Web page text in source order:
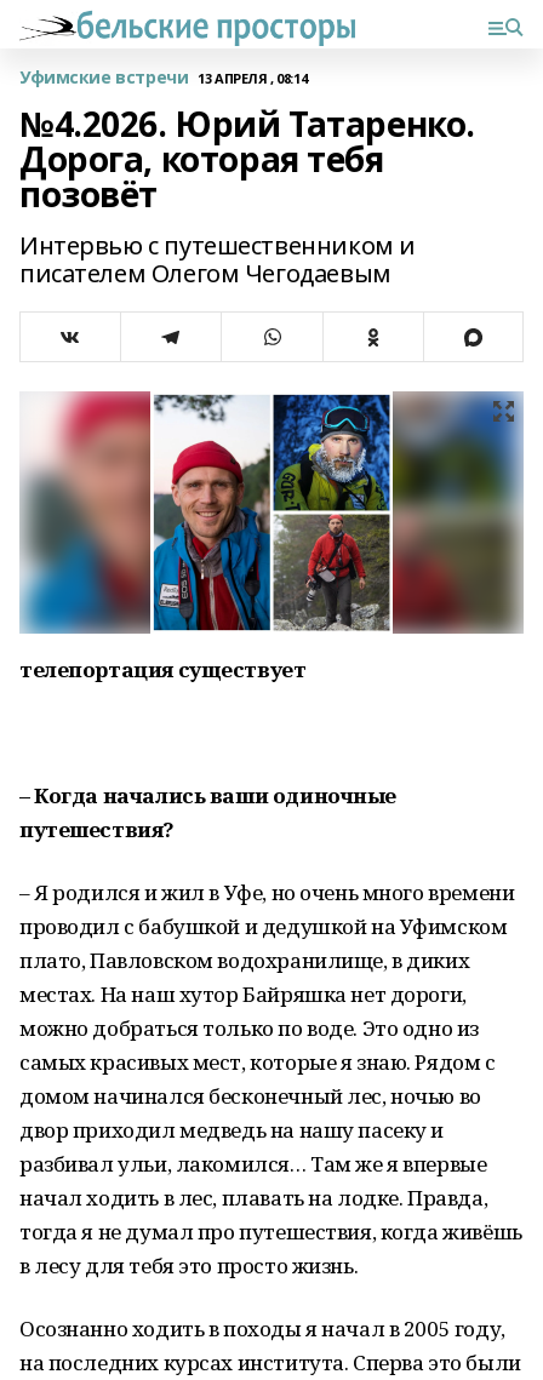
Уфимские встречи 13 АПРЕЛЯ , 08:14
№4.2026. Юрий Татаренко.
Дорога, которая тебя
позовёт
Интервью с путешественником и
писателем Олегом Чегодаевым
телепортация существует
– Когда начались ваши одиночные
путешествия?
– Я родился и жил в Уфе, но очень много времени
проводил с бабушкой и дедушкой на Уфимском
плато, Павловском водохранилище, в диких
местах. На наш хутор Байряшка нет дороги,
можно добраться только по воде. Это одно из
самых красивых мест, которые я знаю. Рядом с
домом начинался бесконечный лес, ночью во
двор приходил медведь на нашу пасеку и
разбивал ульи, лакомился… Там же я впервые
начал ходить в лес, плавать на лодке. Правда,
тогда я не думал про путешествия, когда живёшь
в лесу для тебя это просто жизнь.
Осознанно ходить в походы я начал в 2005 году,
на последних курсах института. Сперва это были